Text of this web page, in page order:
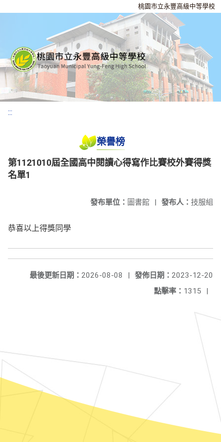
桃園市立永豐高級中等學校
:::
榮譽榜
第1121010屆全國高中閱讀心得寫作比賽校外賽得獎
名單1
發布人： 技服組
發布單位： 圖書館 |
恭喜以上得獎同學
發佈日期： 2023-12-20
最後更新日期： 2026-08-08
|
點擊率： 1315 |